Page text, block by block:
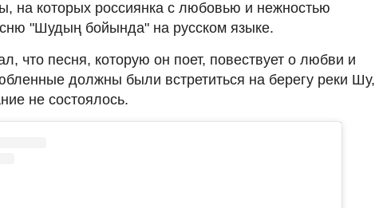
на которых россиянка с любовью и нежностью
"Шудың бойында" на русском языке.
что песня, которую он поет, повествует о любви и
должны были встретиться на берегу реки Шу,
не состоялось.